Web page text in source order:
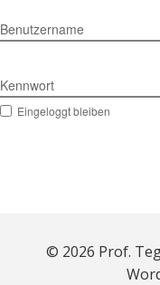
Benutzername
Kennwort
Eingeloggt bleiben
© 2026 Prof.